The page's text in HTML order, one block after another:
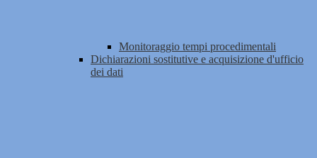
Monitoraggio tempi procedimentali
Dichiarazioni sostitutive e acquisizione d'ufficio
dei dati